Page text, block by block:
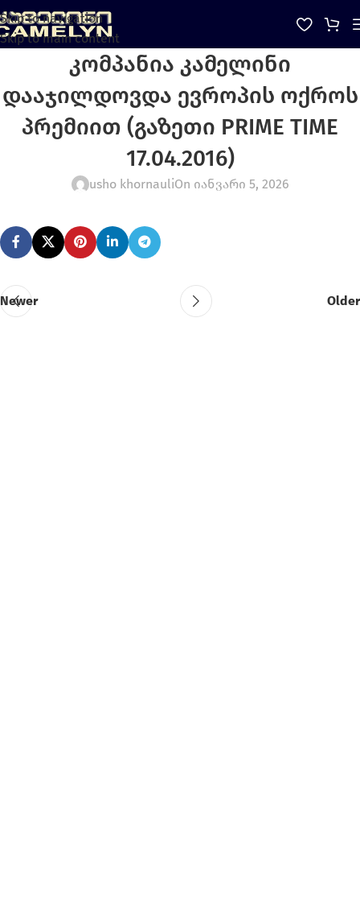
Skip to navigation
Skip to main content
კომპანია კამელინი
დააჯილდოვდა ევროპის ოქროს
პრემიით (გაზეთი PRIME TIME
17.04.2016)
usho khornauliOn იანვარი 5, 2026
Newer Older